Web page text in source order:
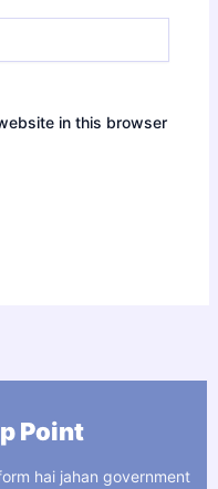
in this browser
Point
hai jahan government